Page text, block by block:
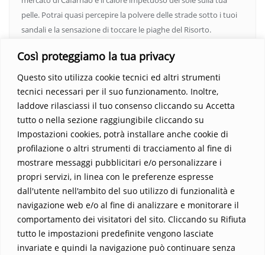
Così proteggiamo la tua privacy
Questo sito utilizza cookie tecnici ed altri strumenti
tecnici necessari per il suo funzionamento. Inoltre,
laddove rilasciassi il tuo consenso cliccando su Accetta
tutto o nella sezione raggiungibile cliccando su
Impostazioni cookies, potrà installare anche cookie di
profilazione o altri strumenti di tracciamento al fine di
mostrare messaggi pubblicitari e/o personalizzare i
propri servizi, in linea con le preferenze espresse
dall'utente nell'ambito del suo utilizzo di funzionalità e
navigazione web e/o al fine di analizzare e monitorare il
comportamento dei visitatori del sito. Cliccando su Rifiuta
tutto le impostazioni predefinite vengono lasciate
invariate e quindi la navigazione può continuare senza
pelle. Potrai quasi percepire la polvere delle strade sotto i tuoi
sandali e la sensazione di toccare le piaghe del Risorto.
vedere oltre i confini del conosciuto. Scopri un mondo in cui
fede e realtà si fondono, rendendo ogni pagina un’esperienza
indimenticabile.Non perdere l’occasione di immergerti in
questo viaggio straordinario. Acquista il libro e lascia che la
Parola trasformi la tua vita.
Home Contatti